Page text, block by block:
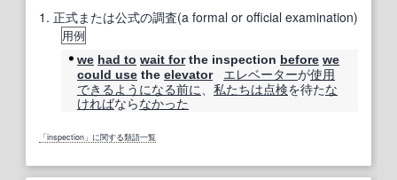
1. 正式または公式の調査(a formal or official examination)
用例
we had to wait forthe inspection before we
could use the elevator エレベーターが使用
できるようになる前に、 私たちは点検を待たな
ければならなかった
「inspection」に関する類語一覧